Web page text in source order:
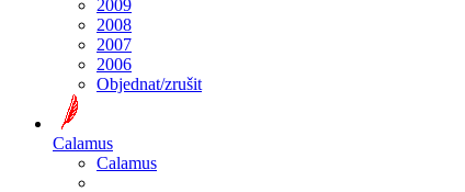
2009
2008
2007
2006
Objednat/zrušit
Calamus
Calamus